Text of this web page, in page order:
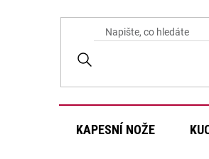
KAPESNÍ NOŽE